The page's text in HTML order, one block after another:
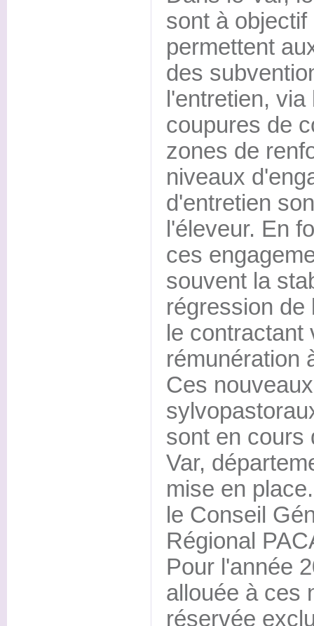
sont à
permettent
des
l'entretien,
coupures de
zones de
niveaux
d'entretien
l'éleveur. En
ces
souvent la
régression de
le
rémunération
Ces
sont en cours
Var,
mise en
le Conseil
Régional
Pour l'année
allouée à ces
réservée